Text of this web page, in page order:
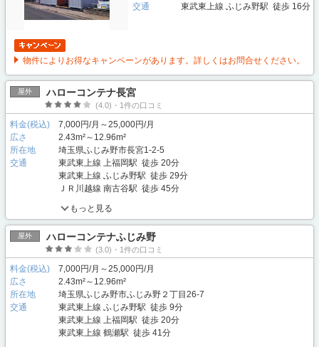
交通
東武東上線 ふじみ野駅 徒歩 16分
物件によりお得なキャンペーンがあります。詳しくはお問合せください。
屋外 ハローコンテナ長宮
(4.0)・1件の口コミ
料金(税込)
7,000円/月～25,000円/月
広さ
2.43m²～12.96m²
所在地
埼玉県ふじみ野市長宮1-2-5
交通
東武東上線 上福岡駅 徒歩 20分
東武東上線 ふじみ野駅 徒歩 29分
ＪＲ川越線 南古谷駅 徒歩 45分
もっと見る
屋外 ハローコンテナふじみ野
(3.0)・1件の口コミ
料金(税込)
7,000円/月～25,000円/月
広さ
2.43m²～12.96m²
所在地
埼玉県ふじみ野市ふじみ野２丁目26-7
交通
東武東上線 ふじみ野駅 徒歩 9分
東武東上線 上福岡駅 徒歩 20分
東武東上線 鶴瀬駅 徒歩 41分